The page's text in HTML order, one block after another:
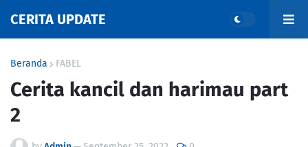
CERITA UPDATE
Beranda FABEL
Cerita kancil dan harimau part
2